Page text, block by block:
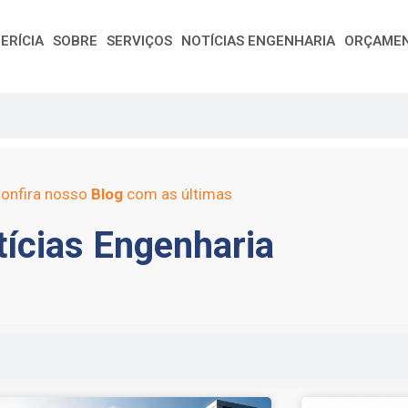
SOBRE SERVIÇOS NOTÍCIAS ENGENHARIA
nosso Blogcom as últimas
Engenharia